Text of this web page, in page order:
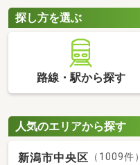
を見つけましょう。
探し方を選ぶ
路線・駅から探す
人気のエリアから探す
新潟市中央区 （1009件）